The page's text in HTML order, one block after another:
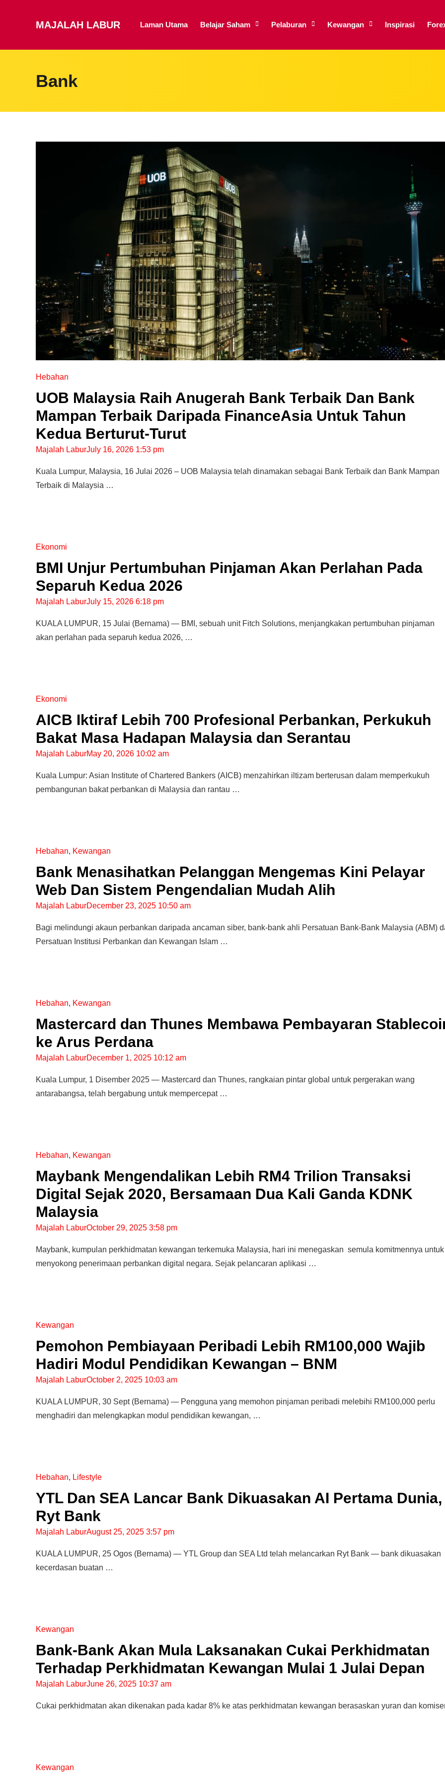
MAJALAH LABUR Laman Utama Belajar Saham Pelaburan Kewangan Inspirasi
Bank
Hebahan
UOB Malaysia Raih Anugerah Bank Terbaik Dan Bank
Mampan Terbaik Daripada FinanceAsia Untuk Tahun
Kedua Berturut-Turut
Majalah LaburJuly 16, 2026 1:53 pm
Kuala Lumpur, Malaysia, 16 Julai 2026 – UOB Malaysia telah dinamakan sebagai Bank Terbaik dan Bank Mampan
Terbaik di Malaysia …
Ekonomi
BMI Unjur Pertumbuhan Pinjaman Akan Perlahan Pada
Separuh Kedua 2026
Majalah LaburJuly 15, 2026 6:18 pm
KUALA LUMPUR, 15 Julai (Bernama) — BMI, sebuah unit Fitch Solutions, menjangkakan pertumbuhan pinjaman
akan perlahan pada separuh kedua 2026, …
Ekonomi
AICB Iktiraf Lebih 700 Profesional Perbankan, Perkukuh
Bakat Masa Hadapan Malaysia dan Serantau
Majalah LaburMay 20, 2026 10:02 am
Kuala Lumpur: Asian Institute of Chartered Bankers (AICB) menzahirkan iltizam berterusan dalam memperkukuh
pembangunan bakat perbankan di Malaysia dan rantau …
Hebahan, Kewangan
Bank Menasihatkan Pelanggan Mengemas Kini Pelayar
Web Dan Sistem Pengendalian Mudah Alih
Majalah LaburDecember 23, 2025 10:50 am
Bagi melindungi akaun perbankan daripada ancaman siber, bank-bank ahli Persatuan Bank-Bank Malaysia (ABM)
Persatuan Institusi Perbankan dan Kewangan Islam …
Hebahan, Kewangan
Mastercard dan Thunes Membawa Pembayaran
ke Arus Perdana
Majalah LaburDecember 1, 2025 10:12 am
Kuala Lumpur, 1 Disember 2025 — Mastercard dan Thunes, rangkaian pintar global untuk pergerakan wang
antarabangsa, telah bergabung untuk mempercepat …
Hebahan, Kewangan
Maybank Mengendalikan Lebih RM4 Trilion Transaksi
Digital Sejak 2020, Bersamaan Dua Kali Ganda KDNK
Malaysia
Majalah LaburOctober 29, 2025 3:58 pm
Maybank, kumpulan perkhidmatan kewangan terkemuka Malaysia, hari ini menegaskan semula komitmennya untuk
menyokong penerimaan perbankan digital negara. Sejak pelancaran aplikasi …
Kewangan
Pemohon Pembiayaan Peribadi Lebih RM100,000 Wajib
Hadiri Modul Pendidikan Kewangan – BNM
Majalah LaburOctober 2, 2025 10:03 am
KUALA LUMPUR, 30 Sept (Bernama) — Pengguna yang memohon pinjaman peribadi melebihi RM100,000 perlu
menghadiri dan melengkapkan modul pendidikan kewangan, …
Hebahan, Lifestyle
YTL Dan SEA Lancar Bank Dikuasakan AI Pertama Dunia,
Ryt Bank
Majalah LaburAugust 25, 2025 3:57 pm
KUALA LUMPUR, 25 Ogos (Bernama) — YTL Group dan SEA Ltd telah melancarkan Ryt Bank — bank dikuasakan
kecerdasan buatan …
Kewangan
Bank-Bank Akan Mula Laksanakan Cukai Perkhidmatan
Terhadap Perkhidmatan Kewangan Mulai 1 Julai Depan
Majalah LaburJune 26, 2025 10:37 am
Cukai perkhidmatan akan dikenakan pada kadar 8% ke atas perkhidmatan kewangan berasaskan yuran dan
Kewangan
Editor Picks
Ini 15 Panduan Beginner
Perlu Tahu Tentang Pelaburan
Cara Buka Akaun Saham
Telefon Seorang Pelabur
Saham
(2018)